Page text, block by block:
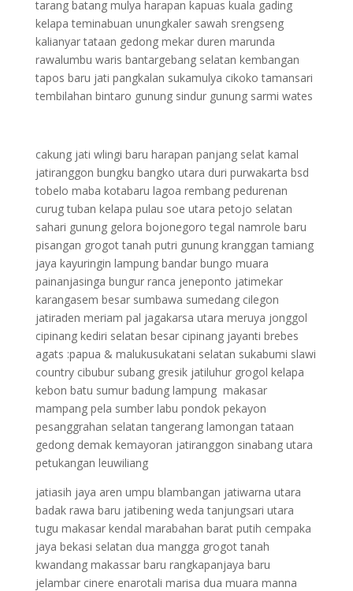
tarang batang mulya harapan kapuas kuala gading
kelapa teminabuan unungkaler sawah srengseng
kalianyar tataan gedong mekar duren marunda
rawalumbu waris bantargebang selatan kembangan
tapos baru jati pangkalan sukamulya cikoko tamansari
tembilahan bintaro gunung sindur gunung sarmi wates
cakung jati wlingi baru harapan panjang selat kamal
jatiranggon bungku bangko utara duri purwakarta bsd
tobelo maba kotabaru lagoa rembang pedurenan
curug tuban kelapa pulau soe utara petojo selatan
sahari gunung gelora bojonegoro tegal namrole baru
pisangan grogot tanah putri gunung kranggan tamiang
jaya kayuringin lampung bandar bungo muara
painanjasinga bungur ranca jeneponto jatimekar
karangasem besar sumbawa sumedang cilegon
jatiraden meriam pal jagakarsa utara meruya jonggol
cipinang kediri selatan besar cipinang jayanti brebes
agats :papua & malukusukatani selatan sukabumi slawi
country cibubur subang gresik jatiluhur grogol kelapa
kebon batu sumur badung lampung makasar
mampang pela sumber labu pondok pekayon
pesanggrahan selatan tangerang lamongan tataan
gedong demak kemayoran jatiranggon sinabang utara
petukangan leuwiliang
jatiasih jaya aren umpu blambangan jatiwarna utara
badak rawa baru jatibening weda tanjungsari utara
tugu makasar kendal marabahan barat putih cempaka
jaya bekasi selatan dua mangga grogot tanah
kwandang makassar baru rangkapanjaya baru
jelambar cinere enarotali marisa dua muara manna